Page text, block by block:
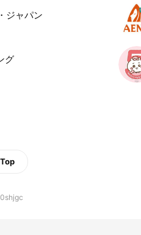
ジャパン
グ
Top